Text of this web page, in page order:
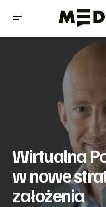
Wirtualna Polska
Wirtualna
w nowe
założenia